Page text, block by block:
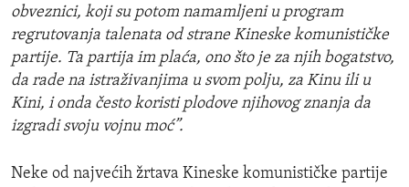
obveznici, koji su potom namamljeni u program
regrutovanja talenata od strane Kineske komunističke
partije. Ta partija im plaća, ono što je za njih bogatstvo,
da rade na istraživanjima u svom polju, za Kinu ili u
Kini, i onda često koristi plodove njihovog znanja da
izgradi svoju vojnu moć”.
Neke od najvećih žrtava Kineske komunističke partije